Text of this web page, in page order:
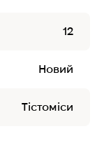
12
Новий
Тістоміси